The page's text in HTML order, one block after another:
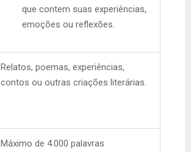
que contem suas experiências,
emoções ou reflexões.
Relatos, poemas, experiências,
contos ou outras criações literárias.
Máximo de 4.000 palavras